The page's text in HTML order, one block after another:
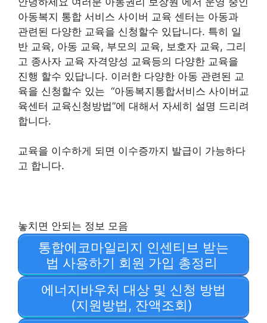
아동복지 통합 서비스 사이버 교육 센터는 아동과
관련된 다양한 교육을 신청할수 있답니다. 특히 일
반 교육, 아동 교육, 부모의 교육, 보호자 교육, 그리
고 종사자 교육 자격양성 교육등의 다양한 교육을
진행 할수 있답니다. 이러한 다양한 아동 관련된 교
육을 신청할수 있는 “아동복지통합서비스 사이버교
육센터 교육신청방법”에 대해서 자세히 설명 드리려
합니다.
교육을 이수하게 되면 이수증까지 발급이 가능하다
고 합니다.
놓치면 안되는 정보 모음
통합에코마일리지 인센티브 받는
법 사용하기 회원 가입 총정리
에너지바우처 대상 및 신청 방법
(지원방법, 잔액조회)